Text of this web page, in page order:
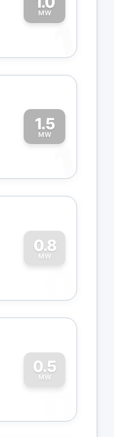
MW
1
1.5
MW
1
0.8
MW
0
0.5
MW
0